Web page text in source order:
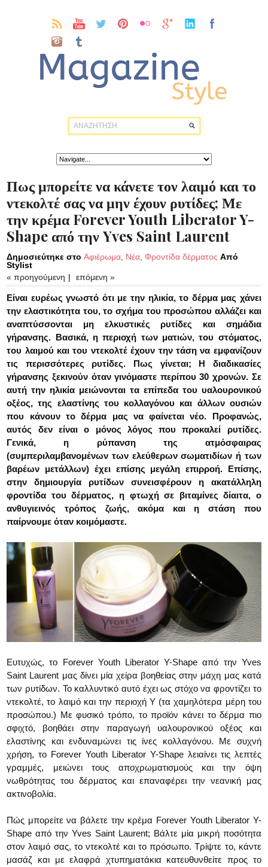
Πως μπορείτε να κάνετε τον λαιμό και το
ντεκολτέ σας να μην έχουν ρυτίδες; Με
την κρέμα Forever Youth Liberator Y-
Shape από την Yves Saint Laurent
Δημοσιεύτηκε στοΑφιέρωμα Νέα ,Φροντίδα δέρματος Από
Stylist
« προηγούμενη | επόμενη »
Είναι ευρέως γνωστό ότι με την ηλικία, το δέρμα μας χάνει
την ελαστικότητα του, το σχήμα του προσώπου αλλάζει και
αναπτύσσονται μη ελκυστικές ρυτίδες και σημάδια
γήρανσης. Βασικά, η περιοχή των ματιών, του στόματος,
του λαιμού και του ντεκολτέ έχουν την τάση να εμφανίζουν
τις περισσότερες ρυτίδες. Πως γίνεται; Η διαδικασίες
γήρανσης ξεκινούν όταν γινόμαστε περίπου 30 χρονών. Σε
αυτή την ηλικία μειώνονται τα επίπεδα του υαλουρονικού
οξέος, της ελαστίνης του κολλαγόνου και άλλων ουσιών
που κάνουν το δέρμα μας να φαίνεται νέο. Προφανώς,
αυτός δεν είναι ο μόνος λόγος που προκαλεί ρυτίδες.
Γενικά, η ρύπανση της ατμόσφαιρας
(συμπεριλαμβανομένων των ελεύθερων σωματιδίων ή των
βαρέων μετάλλων) έχει επίσης μεγάλη επιρροή. Επίσης,
στην δημιουργία ρυτίδων συνεισφέρουν η ακατάλληλη
φροντίδα του δέρματος, η φτωχή σε βιταμίνες δίαιτα, ο
ανθυγιεινός τρόπος ζωής, ακόμα και η στάση που
παίρνουμε όταν κοιμόμαστε.
Ευτυχώς, το Forever Youth Liberator Y-Shape από την Yves
Saint Laurent μας δίνει μία χείρα βοηθείας στην μάχη μας κατά
των ρυτίδων. Το καλλυντικό αυτό έχει ως στόχο να φροντίζει το
ντεκολτέ, το λαιμό και την περιοχή Υ (τα χαμηλότερα μέρη του
προσώπου.) Με φυσικό τρόπο, το προϊόν κάνει το δέρμα πιο
σφιχτό, βοηθάει στην παραγωγή υαλουρονικού οξέος και
ελαστίνης και ενδυναμώνει τις ίνες κολλαγόνου. Με συχνή
χρήση, το Forever Youth Liberator Y-Shape λειαίνει τις λεπτές
γραμμές, μειώνει τους αποχρωματισμούς και την όψη
νωθρότητας του δέρματος και επαναφέρει την νεανική μας
ακτινοβολία.
Πώς μπορείτε να βάλετε την κρέμα Forever Youth Liberator Y-
Shape από την Yves Saint Laurent; Βάλτε μία μικρή ποσότητα
στον λαιμό σας, το ντεκολτέ και το πρόσωπο. Τρίψτε το, κάντε
μασάζ και με ελαφρά χτυπηματάκια κατευθυνθείτε προς το